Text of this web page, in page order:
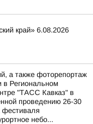
край» 6.08.2026
а также фоторепортаж
в Региональном
"ТАСС Кавказ" в
проведению 26-30
фестиваля
небо...